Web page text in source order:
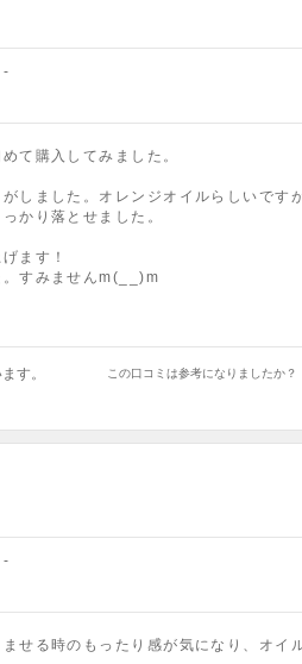
-
て購入してみました。
しました。オレンジオイルらしいです
かり落とせました。
ます！
。すみませんm(__)m
この口コミは参考になりましたか？
す。
-
せる時のもったり感が気になり、オイ